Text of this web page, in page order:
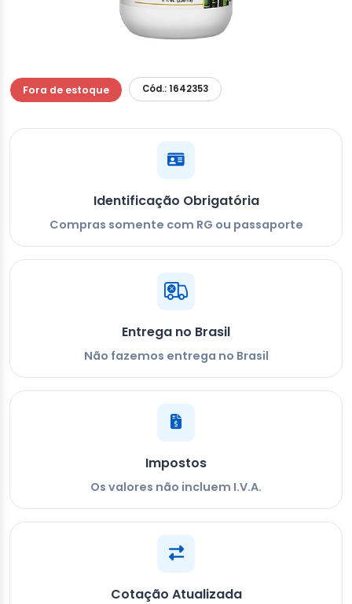
Fora de estoque Cód.: 1642353
Identificação Obrigatória
Compras somente com RG ou passaporte
Entrega no Brasil
Não fazemos entrega no Brasil
Impostos
Os valores não incluem I.V.A.
Cotação Atualizada